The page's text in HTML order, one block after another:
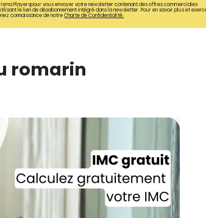
Playerspour vous envoyer votre newsletter contenant des offres commerciales
le lien de désabonnement intégré dans la newsletter. Pour en savoir plus et
connaissance de notreCharte de Confidentialité.
romarin
Ainsi que la newsletter
des courriels pour mesurer et
performances des campagnes.
pourrons savoir si vous ouvrez les
l'heure à laquelle vous le faites ainsi
des informations sur le terminal que
utilisez. Pour en savoir plus sur ces
voir notrepolitique de confidentialité
Je reçois mon cadeau !